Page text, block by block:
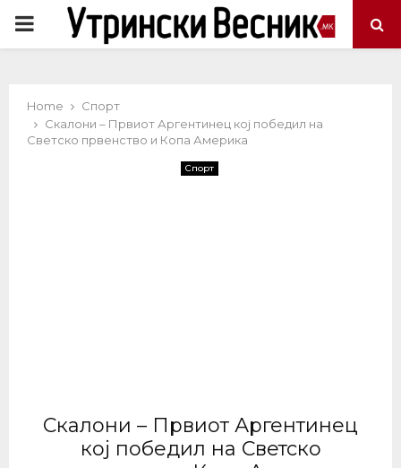
PRIMARY
Home
Спорт
Скалони – Првиот Аргентинец кој победил на
Светско првенство и Копа Америка
Спорт
Скалони – Првиот Аргентинец
кој победил на Светско